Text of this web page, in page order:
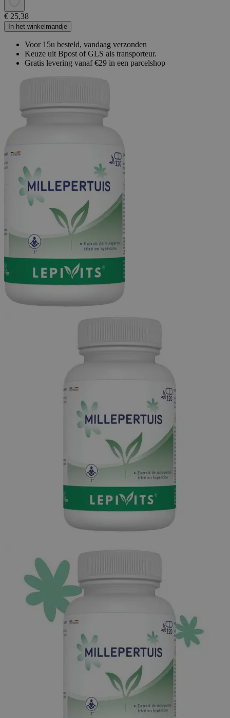
€ 25,38
In het winkelmandje
Voor 15u besteld, vandaag verzonden
Keuze uit Bpost of GLS als transporteur.
Gratis levering vanaf €29 in een parcelshop